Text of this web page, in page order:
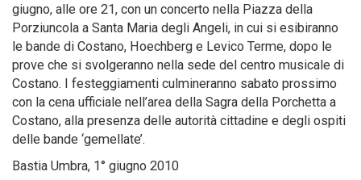
giugno, alle ore 21, con un concerto nella Piazza della
Porziuncola a Santa Maria degli Angeli, in cui si esibiranno
le bande di Costano, Hoechberg e Levico Terme, dopo le
prove che si svolgeranno nella sede del centro musicale di
Costano. I festeggiamenti culmineranno sabato prossimo
con la cena ufficiale nell’area della Sagra della Porchetta a
Costano, alla presenza delle autorità cittadine e degli ospiti
delle bande ‘gemellate’.
Bastia Umbra, 1° giugno 2010